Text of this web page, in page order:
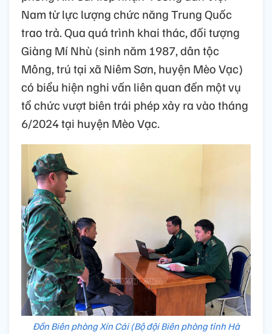
Nam từ lực lượng chức năng Trung Quốc
trao trả. Qua quá trình khai thác, đối tượng
Giàng Mí Nhù (sinh năm 1987, dân tộc
Mông, trú tại xã Niêm Sơn, huyện Mèo Vạc)
có biểu hiện nghi vấn liên quan đến một vụ
tổ chức vượt biên trái phép xảy ra vào tháng
6/2024 tại huyện Mèo Vạc.
Đồn Biên phòng Xín Cái (Bộ đội Biên phòng tỉnh Hà